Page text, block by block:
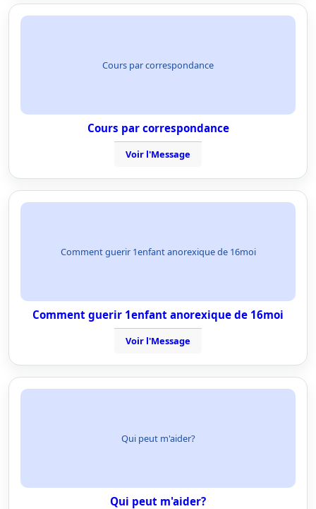
Cours par correspondance
Cours par correspondance
Voir l'Message
Comment guerir 1enfant anorexique de 16moi
Comment guerir 1enfant anorexique de 16moi
Voir l'Message
Qui peut m'aider?
Qui peut m'aider?